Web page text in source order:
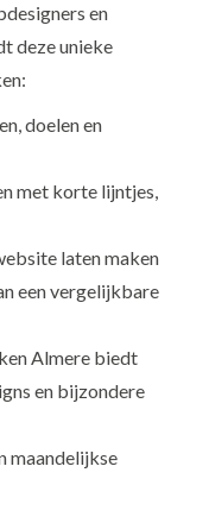
en
deze unieke
doelen en
met korte lijntjes,
laten maken
een vergelijkbare
Almere biedt
en bijzondere
maandelijkse